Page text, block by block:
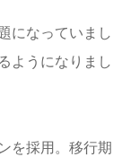
になっていまし
ようになりまし
を採用。移行期